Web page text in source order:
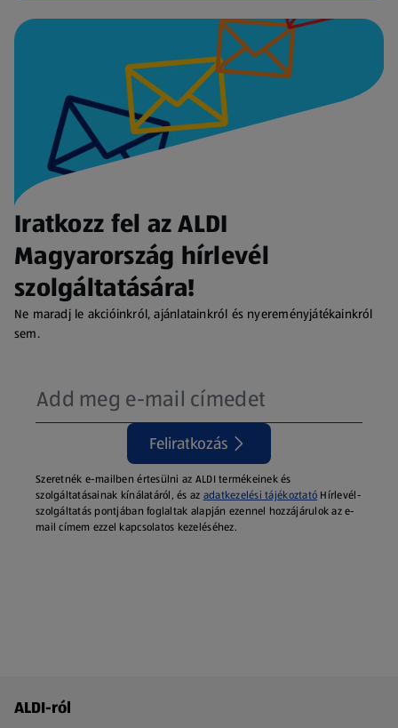
Iratkozz fel az ALDI
Magyarország hírlevél
szolgáltatására!
Ne maradj le akcióinkról, ajánlatainkról és nyereményjátékainkról
sem.
Feliratkozás
Szeretnék e-mailben értesülni az ALDI termékeinek és
szolgáltatásainak kínálatáról, és az adatkezelési tájékoztató Hírlevél-
szolgáltatás pontjában foglaltak alapján ezennel hozzájárulok az e-
mail címem ezzel kapcsolatos kezeléséhez.
Láblécmenü - további linkek
ALDI-ról